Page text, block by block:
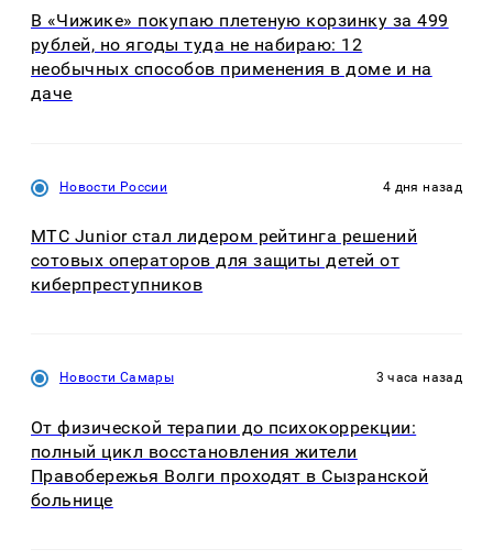
В «Чижике» покупаю плетеную корзинку за 499
рублей, но ягоды туда не набираю: 12
необычных способов применения в доме и на
даче
Новости России 4 дня назад
МТС Junior стал лидером рейтинга решений
сотовых операторов для защиты детей от
киберпреступников
Новости Самары 3 часа назад
От физической терапии до психокоррекции:
полный цикл восстановления жители
Правобережья Волги проходят в Сызранской
больнице